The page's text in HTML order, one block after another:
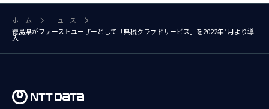
ホーム
ニュース
徳島県がファーストユーザーとして「県税クラウドサービス」を2022年1月より導
入